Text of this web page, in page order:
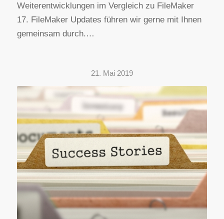
Weiterentwicklungen im Vergleich zu FileMaker
17. FileMaker Updates führen wir gerne mit Ihnen
gemeinsam durch.…
21. Mai 2019